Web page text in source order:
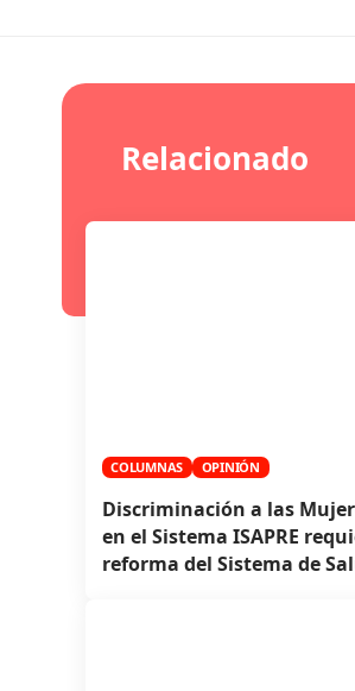
Relacionado
COLUMNAS OPINIÓN
Discriminación a las
en el Sistema ISAPRE
reforma del Sistema de